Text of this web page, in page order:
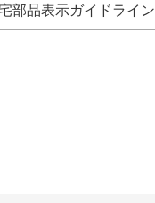
品表示ガイドライン